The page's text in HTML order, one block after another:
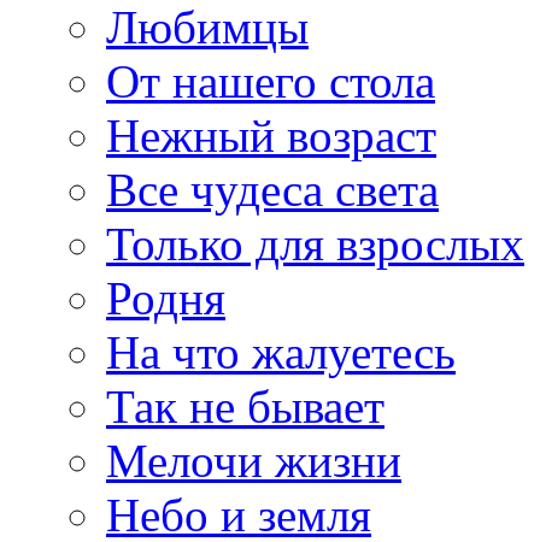
Любимцы
От нашего стола
Нежный возраст
Все чудеса света
Только для взрослых
Родня
На что жалуетесь
Так не бывает
Мелочи жизни
Небо и земля